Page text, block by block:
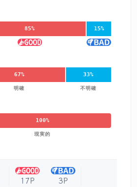
85% 15%
67%
明確
33%
不明確
100%
現実的
17P 3P